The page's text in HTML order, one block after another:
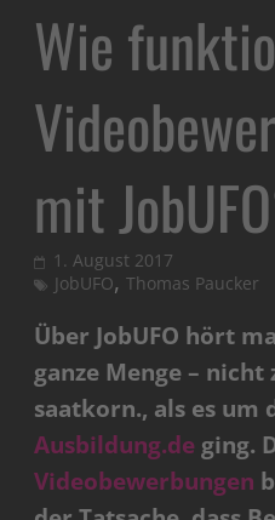
Wie
mit
1. August 2017
JobUFO,Thomas Paucker
Über JobUFO hört
ganze Menge –
saatkorn., als es um
Ausbildung.de ging.
Videobewerbungen